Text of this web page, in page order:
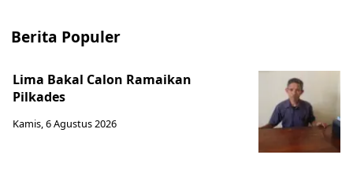
Berita Populer
Lima Bakal Calon Ramaikan
Pilkades
Kamis, 6 Agustus 2026